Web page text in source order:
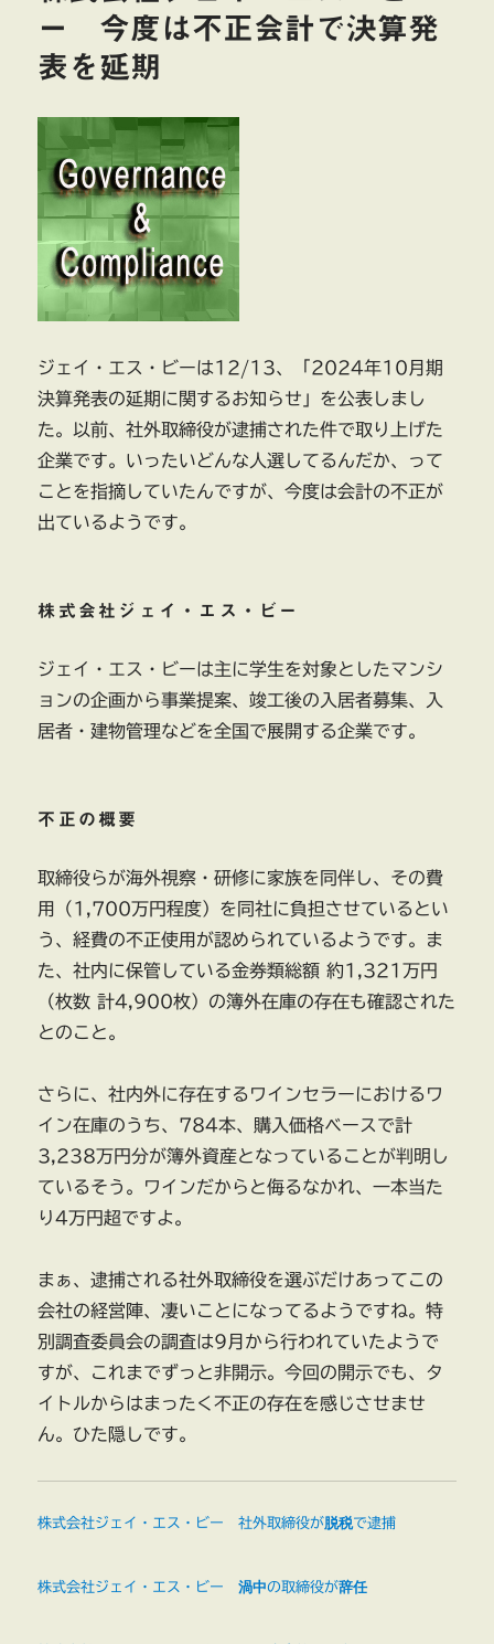
ー 今度は不正会計で決算発
表を延期
ジェイ・エス・ビーは12/13、「2024年10月期
決算発表の延期に関するお知らせ」を公表しまし
た。以前、社外取締役が逮捕された件で取り上げた
企業です。いったいどんな人選してるんだか、って
ことを指摘していたんですが、今度は会計の不正が
出ているようです。
株式会社ジェイ・エス・ビー
ジェイ・エス・ビーは主に学生を対象としたマンシ
ョンの企画から事業提案、竣工後の入居者募集、入
居者・建物管理などを全国で展開する企業です。
不正の概要
取締役らが海外視察・研修に家族を同伴し、その費
用（1,700万円程度）を同社に負担させているとい
う、経費の不正使用が認められているようです。ま
た、社内に保管している金券類総額 約1,321万円
（枚数 計4,900枚）の簿外在庫の存在も確認された
とのこと。
さらに、社内外に存在するワインセラーにおけるワ
イン在庫のうち、784本、購入価格ベースで計
3,238万円分が簿外資産となっていることが判明し
ているそう。ワインだからと侮るなかれ、一本当た
り4万円超ですよ。
まぁ、逮捕される社外取締役を選ぶだけあってこの
会社の経営陣、凄いことになってるようですね。特
別調査委員会の調査は9月から行われていたようで
すが、これまでずっと非開示。今回の開示でも、タ
イトルからはまったく不正の存在を感じさせませ
ん。ひた隠しです。
株式会社ジェイ・エス・ビー 社外取締役が脱税で逮捕
株式会社ジェイ・エス・ビー 渦中の取締役が辞任